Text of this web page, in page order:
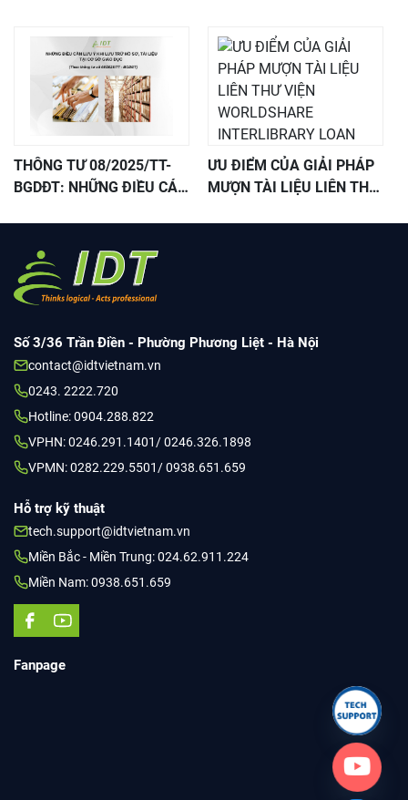
THÔNG TƯ 08/2025/TT-
BGDĐT: NHỮNG ĐIỀU CÁC
SƠ, TÀI LIỆU
ƯU ĐIỂM CỦA GIẢI PHÁP
MƯỢN TÀI LIỆU LIÊN THƯ
Số 3/36 Trần Điền - Phường Phương Liệt - Hà Nội
contact@idtvietnam.vn
0243. 2222.720
Hotline: 0904.288.822
VPHN: 0246.291.1401/ 0246.326.1898
VPMN: 0282.229.5501/ 0938.651.659
Hỗ trợ kỹ thuật
tech.support@idtvietnam.vn
Miền Bắc - Miền Trung: 024.62.911.224
Miền Nam: 0938.651.659
Fanpage